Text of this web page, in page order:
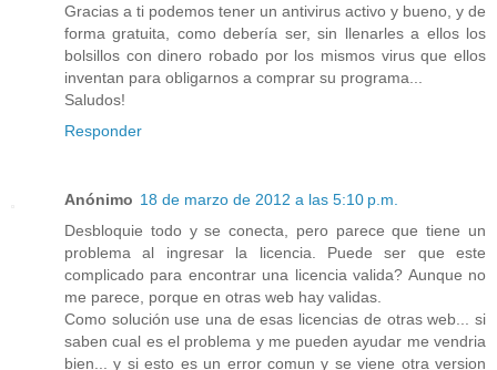
Gracias a ti podemos tener un antivirus activo y bueno, y de
forma gratuita, como debería ser, sin llenarles a ellos los
bolsillos con dinero robado por los mismos virus que ellos
inventan para obligarnos a comprar su programa...
Saludos!
Responder
Anónimo 18 de marzo de 2012 a las 5:10 p.m.
Desbloquie todo y se conecta, pero parece que tiene un
problema al ingresar la licencia. Puede ser que este
complicado para encontrar una licencia valida? Aunque no
me parece, porque en otras web hay validas.
Como solución use una de esas licencias de otras web... si
saben cual es el problema y me pueden ayudar me vendria
bien... y si esto es un error comun y se viene otra version